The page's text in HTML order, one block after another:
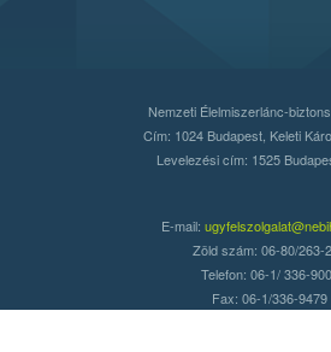
Nemzeti Élelmiszerlánc-
Cím: 1024 Budapest, Keleti
Levelezési cím: 1525
E-mail:
Zöld szám: 06-80/263-
Telefon: 06-1/ 336-
Fax: 06-1/336-9479